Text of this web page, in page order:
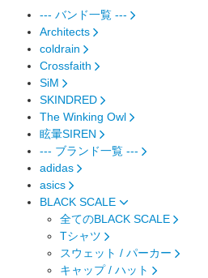
--- バンド一覧 ---
Architects
coldrain
Crossfaith
SiM
SKINDRED
The Winking Owl
眩暈SIREN
--- ブランド一覧 ---
adidas
asics
BLACK SCALE
全てのBLACK SCALE
Tシャツ
スウェット / パーカー
キャップ / ハット